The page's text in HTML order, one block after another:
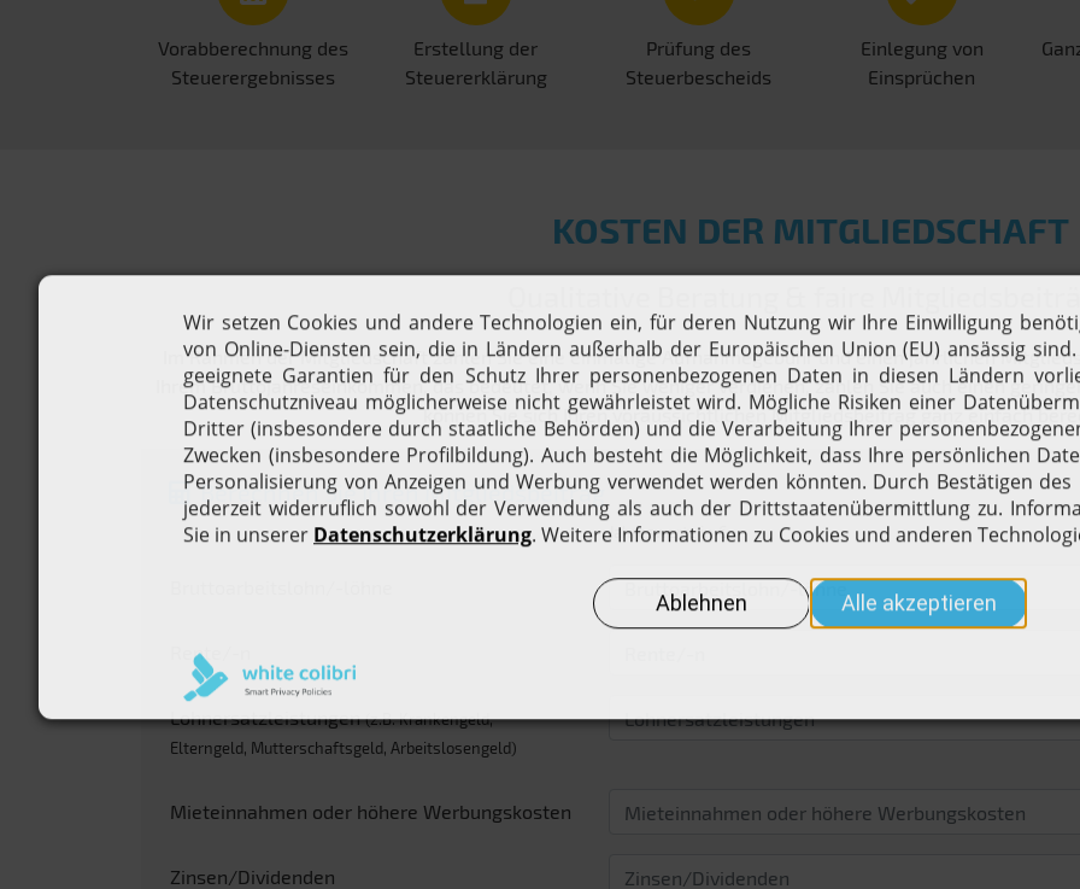
Vorabberechnung des
Steuerergebnisses
Erstellung der
Steuererklärung
Prüfung des
Steuerbescheids
Einlegung von
Einsprüchen
KOSTEN DER MITGLIEDSCHAFT
Im Rahmen der Mitgliedschaft zahlen Sie eine einmalige Aufnahmegebühr und einen jährlichen
Ihrem Bruttojahreseinkommen, das bedeutet, wenn Sie weniger verdienen, zahlen Sie auch einen
können Sie sich Ihren voraussichtlichen Mitgliedsbeitrag ganz einfach
Berechnen Sie Ihren Mitgliedsbeitrag
Jahreswerte in €
Rente/-n
Lohnersatzleistungen(z.B. Krankengeld,
Elterngeld, Mutterschaftsgeld, Arbeitslosengeld)
Mieteinnahmen oder höhere Werbungskosten
Zinsen/Dividenden